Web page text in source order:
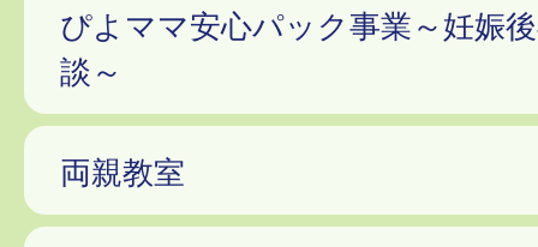
ぴよママ安心パック事業～妊娠
談～
両親教室